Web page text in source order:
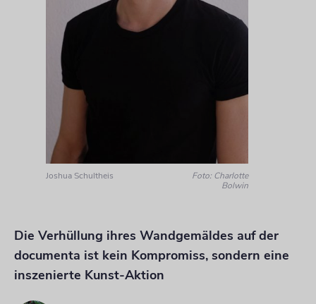
Joshua Schultheis
Foto: Charlotte
Bolwin
Die Verhüllung ihres Wandgemäldes auf der
documenta ist kein Kompromiss, sondern eine
inszenierte Kunst-Aktion